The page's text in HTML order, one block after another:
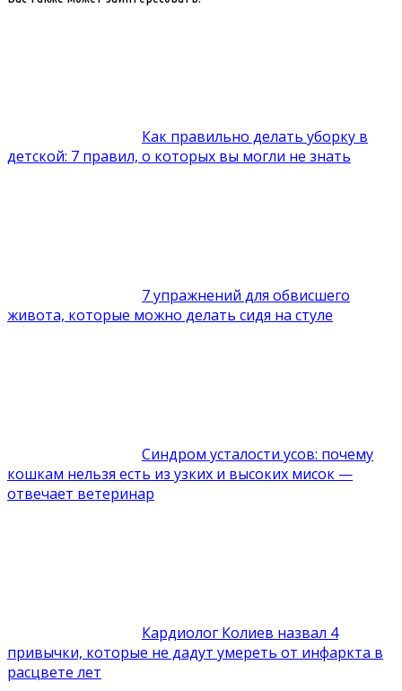
Как правильно делать уборку в
детской: 7 правил, о которых вы могли не знать
7 упражнений для обвисшего
живота, которые можно делать сидя на стуле
Синдром усталости усов: почему
кошкам нельзя есть из узких и высоких мисок —
отвечает ветеринар
Кардиолог Колиев назвал 4
привычки, которые не дадут умереть от инфаркта в
расцвете лет